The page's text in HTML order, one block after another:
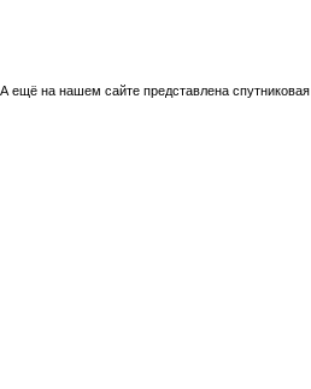
А ещё на нашем сайте представлена спутниковая